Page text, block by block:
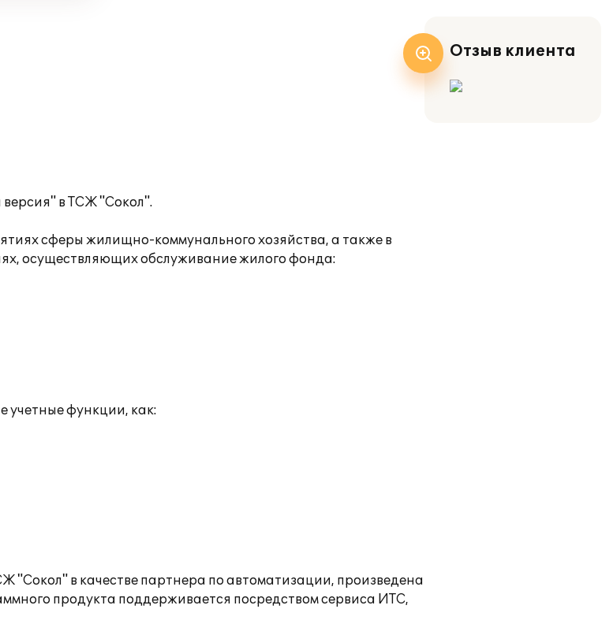
в ТСЖ "Сокол".
сферы жилищно-коммунального хозяйства, а также в
осуществляющих обслуживание жилого фонда:
учетные функции, как:
в качестве партнера по автоматизации, произведена
продукта поддерживается посредством сервиса ИТС,
Отзыв клиента